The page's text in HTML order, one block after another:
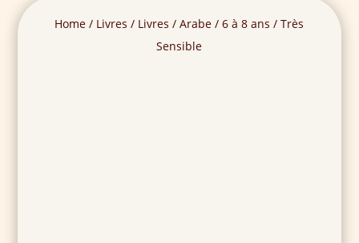
Home / Livres / Livres /Arabe /6 à 8 ans / Très
Sensible